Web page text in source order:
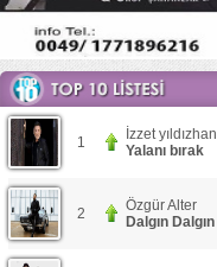
1
İzzet yıldızhan
Yalanı bırak
2
Özgür Alter
Dalgın Dalgın